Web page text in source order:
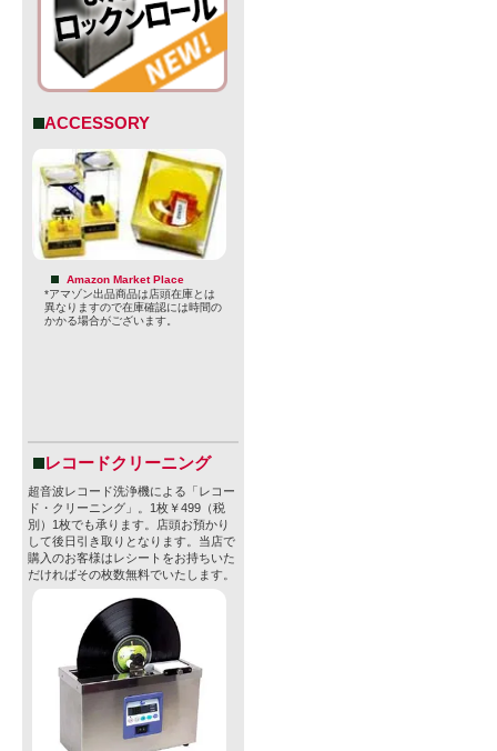
ACCESSORY
Amazon Market Place
*アマゾン出品商品は店頭在庫とは
異なりますので在庫確認には時間の
かかる場合がございます。
レコードクリーニング
超音波レコード洗浄機による「レコー
ド・クリーニング」。1枚￥499（税
別）1枚でも承ります。店頭お預かり
して後日引き取りとなります。当店で
購入のお客様はレシートをお持ちいた
だければその枚数無料でいたします。